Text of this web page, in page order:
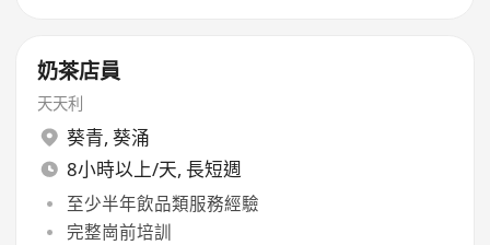
奶茶店員
天天利
葵青, 葵涌
8小時以上/天, 長短週
至少半年飲品類服務經驗
完整崗前培訓